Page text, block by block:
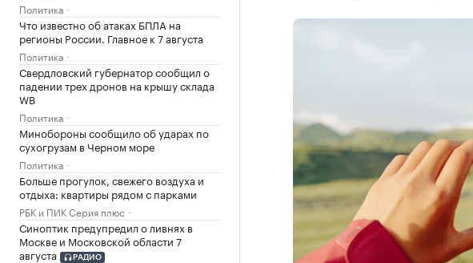
Политика
Что известно об атаках БПЛА на
регионы России. Главное к 7 августа
Политика
Свердловский губернатор сообщил о
падении трех дронов на крышу склада
WB
Политика
Минобороны сообщило об ударах по
сухогрузам в Черном море
Политика
Больше прогулок, свежего воздуха и
отдыха: квартиры рядом с парками
РБК и ПИК Серия плюс
Синоптик предупредил о ливнях в
Москве и Московской области 7
августа
РАДИО